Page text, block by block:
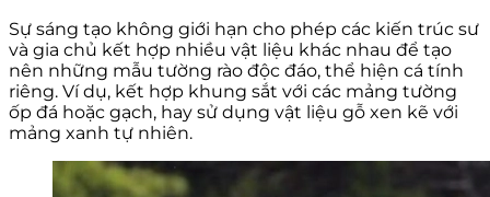
Sự sáng tạo không giới hạn cho phép các kiến trúc sư
và gia chủ kết hợp nhiều vật liệu khác nhau để tạo
nên những mẫu tường rào độc đáo, thể hiện cá tính
riêng. Ví dụ, kết hợp khung sắt với các mảng tường
ốp đá hoặc gạch, hay sử dụng vật liệu gỗ xen kẽ với
mảng xanh tự nhiên.